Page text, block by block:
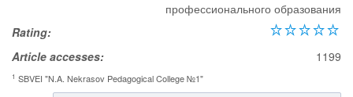
профессионального образования
Rating:
Article accesses:
1199
1 SBVEI "N.A. Nekrasov Pedagogical College №1"